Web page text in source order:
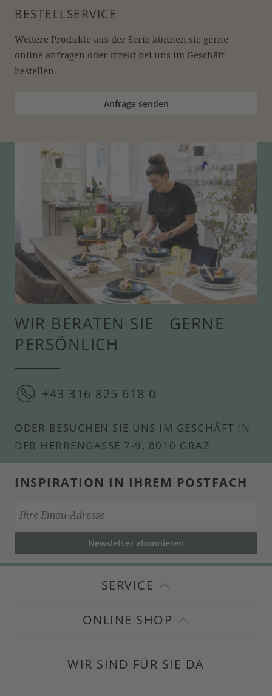
BESTELLSERVICE
Weitere Produkte aus der Serie können sie gerne
online anfragen oder direkt bei uns im Geschäft
bestellen.
Anfrage senden
WIR BERATEN SIE GERNE
PERSÖNLICH
+43 316 825 618 0
ODER BESUCHEN SIE UNS IM GESCHÄFT IN
DER HERRENGASSE 7-9, 8010 GRAZ
INSPIRATION IN IHREM POSTFACH
Newsletter abonnieren
SERVICE
ONLINE SHOP
WIR SIND FÜR SIE DA